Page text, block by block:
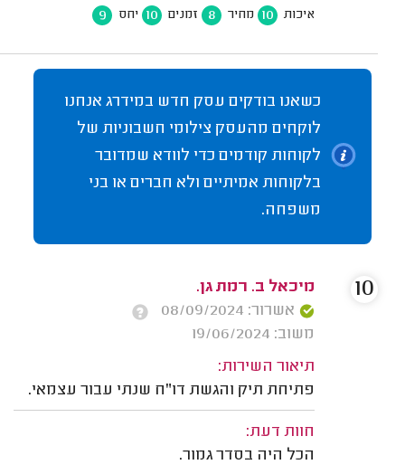
איכות 10 מחיר 8 זמנים 10 יחס 9
כשאנו בודקים עסק חדש במידרג אנחנו
לוקחים מהעסק צילומי חשבוניות של
לקוחות קודמים כדי לוודא שמדובר
בלקוחות אמיתיים ולא חברים או בני
משפחה.
מיכאל ב. רמת גן.
אשרור: 08/09/2024
משוב: 19/06/2024
תיאור השירות:
פתיחת תיק והגשת דו"ח שנתי עבור עצמאי.
חוות דעת:
הכל היה בסדר גמור.
10